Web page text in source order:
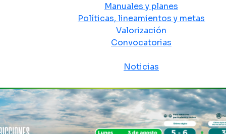
Manuales y planes
Políticas, lineamientos y metas
Valorización
Convocatorias
Noticias